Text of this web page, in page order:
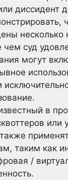
диссидент
несколько
суд
могут
в
или
таким как
/